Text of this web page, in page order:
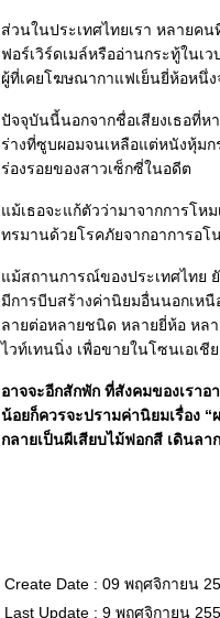
ส่วนในประเทศไทยเรา หลาย
ฟอร์เวิร์ดเมล์หรืออ่านกระทู้ในเ
ผู้ที่เคยโฆษณากาแฟเย็นยี่ห้อหนึ่
ปัจจุบันนี้นอกจากชื่อเสียงเธอที่ห
ร่างที่ซูบผอมจนเหลือแต่หนังหุ้มก
ร่องรอยของสาวเซ็กซี่ในอดีต
ม้เธอจะแก้ตัวว่ามาจากการโหม
ทรมานด้วยโรคภัยจากอาการอโ
ม้สถานการณ์ของประเทศไทย ยั
มีการบีบสร้างค่านิยมอื่นนอกเหนื
ลายต่อหลายชนิด หลายยี่ห้อ หลา
ไวท์เทนนิ่ง เพื่อขายในโซนเอเ
อาจจะอีกสักพัก ที่สังคมของเราอ
น้อยก็ควรจะปรามค่านิยมเรื่อง “
กลายเป็นผีเสียบไม้ฟอกสี เดินล
Create Date : 09 พฤศจิกายน
Last Update : 9 พฤศจิกายน